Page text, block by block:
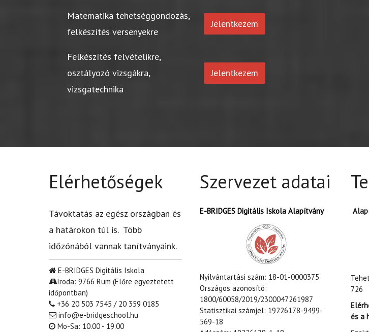
Matematika tehetséggondozás,
felkészítés versenyekre
Jelentkezem
Felkészítés felvételikre,
osztályozó vizsgákra,
vizsgatechnika
Jelentkezem
Elérhetőségek
Távoktatás az egész országban és
a határokon túl is. Több
időzónából vannak tanítványaink.
E-BRIDGES Digitális Iskola
Iroda: 9766 Rum (Előre egyeztetett
időpontban)
+36 20 503 7545 / 20 359 0185
info@e-bridgeschool.hu
Mo-Sa: 10.00 - 19.00
Szervezet adatai
E-BRIDGES Digitális Iskola Alapítvány
Nyilvántartási szám: 18-01-0000375
Országos azonosító:
1800/60058/2019/2300047261987
Statisztikai számjel: 19226178-9499-
569-18
726
és a